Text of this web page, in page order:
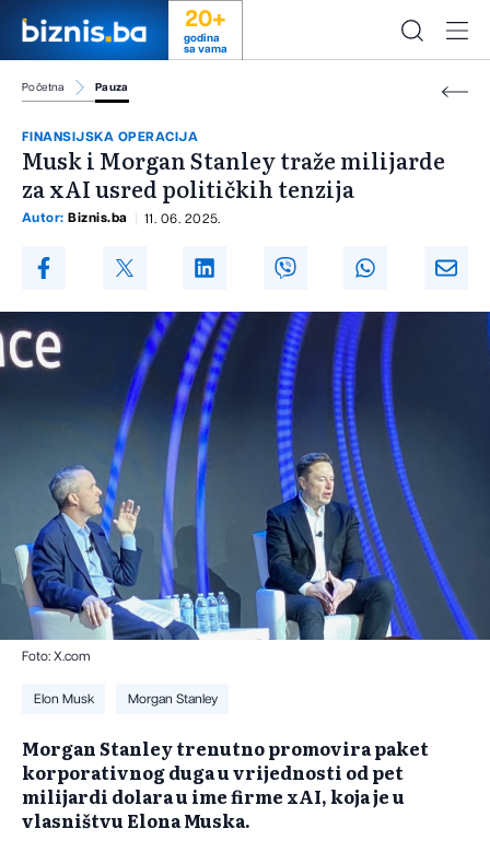
20+
godina
sa vama
Početna Pauza
FINANSIJSKA OPERACIJA
Musk i Morgan Stanley traže milijarde
za xAI usred političkih tenzija
Autor: Biznis.ba 11. 06. 2025.
Foto: X.com
Elon Musk Morgan Stanley
Morgan Stanley trenutno promovira paket
korporativnog duga u vrijednosti od pet
milijardi dolara u ime firme xAI, koja je u
vlasništvu Elona Muska.